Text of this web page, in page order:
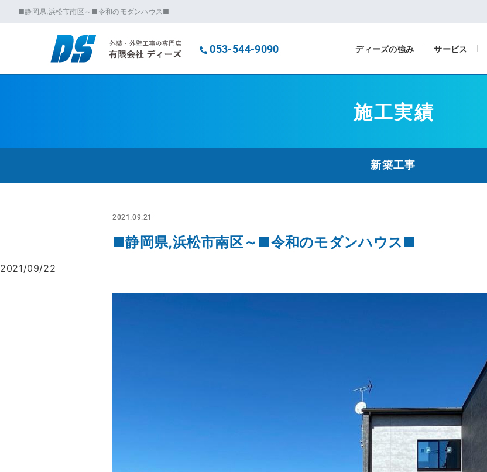
■静岡県,浜松市南区～■令和のモダンハウス■
053-544-9090 ディーズの強み サービス
施工実績
新築工事
2021.09.21
■静岡県,浜松市南区～■令和のモダンハウス■
2021/09/22